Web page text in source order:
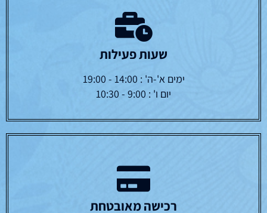
שעות פעילות
ימים א'-ה' : 14:00 - 19:00
יום ו' : 9:00 - 10:30
רכישה מאובטחת